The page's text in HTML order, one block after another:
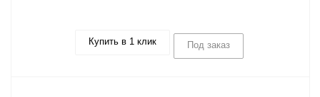
Купить в 1 клик Под заказ